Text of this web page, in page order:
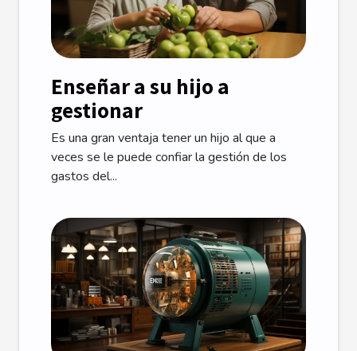
Enseñar a su hijo a
gestionar
Es una gran ventaja tener un hijo al que a
veces se le puede confiar la gestión de los
gastos del...